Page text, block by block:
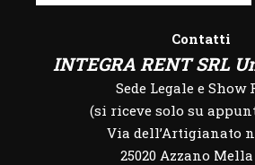
Contatti
INTEGRA RENT SRL
Sede Legale e Show
(si riceve solo su
Via dell’Artigianato
25020 Azzano Mella